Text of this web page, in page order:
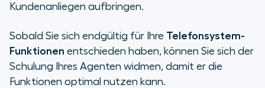
Kundenanliegen aufbringen.
Sobald Sie sich endgültig für Ihre Telefonsystem-
Funktionen entschieden haben, können Sie sich der
Schulung Ihres Agenten widmen, damit er die
Funktionen optimal nutzen kann.